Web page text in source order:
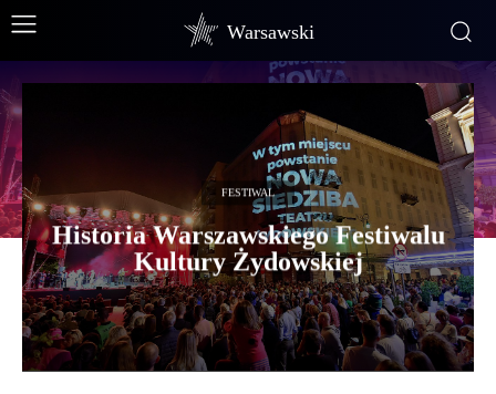
Warsawski
FESTIWAL
Historia Warszawskiego Festiwalu
Kultury Żydowskiej